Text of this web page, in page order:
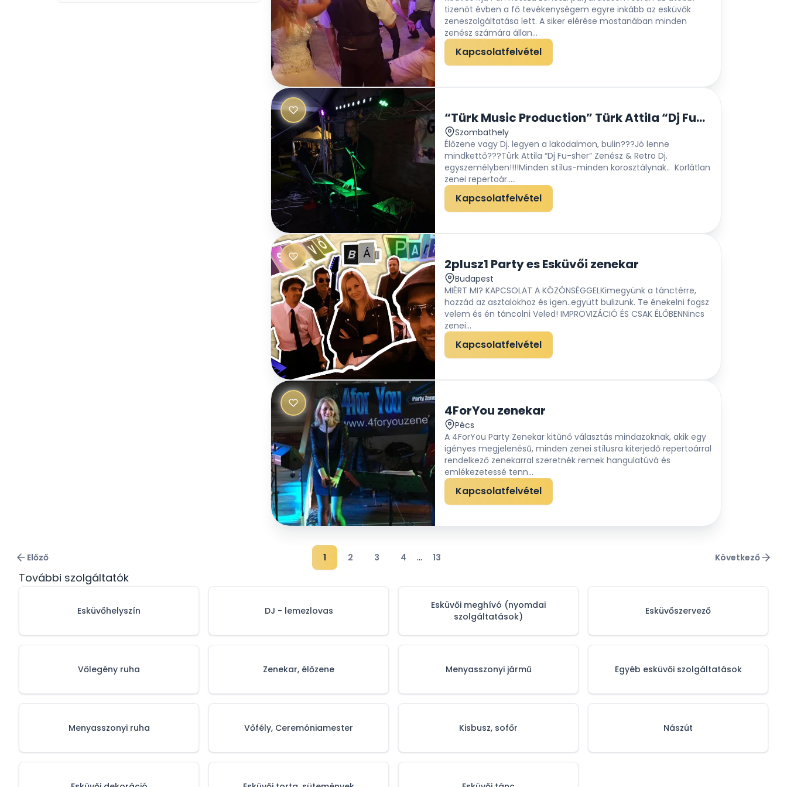
tizenöt évben a fő tevékenységem egyre inkább az esküvők
zeneszolgáltatása lett. A siker elérése mostanában minden
zenész számára állan...
Kapcsolatfelvétel
“Türk Music Production” Türk Attila “Dj Fu-sher” Zenész & Esküvői Dj. egyszemélyben
Szombathely
Élőzene vagy Dj. legyen a lakodalmon, bulin???Jó lenne
mindkettő???Türk Attila “Dj Fu-sher” Zenész & Retro Dj.
egyszemélyben!!!!Minden stílus-minden korosztálynak.. Korlátlan
zenei repertoár.....
Kapcsolatfelvétel
2plusz1 Party es Esküvői zenekar
Budapest
MIÉRT MI? KAPCSOLAT A KÖZÖNSÉGGELKimegyünk a tánctérre,
hozzád az asztalokhoz és igen..együtt bulizunk. Te énekelni fogsz
velem és én táncolni Veled! IMPROVIZÁCIÓ ÉS CSAK ÉLŐBENNincs
zenei...
Kapcsolatfelvétel
4ForYou zenekar
Pécs
A 4ForYou Party Zenekar kitűnő választás mindazoknak, akik egy
igényes megjelenésű, minden zenei stílusra kiterjedő repertoárral
rendelkező zenekarral szeretnék remek hangulatúvá és
emlékezetessé tenn...
Kapcsolatfelvétel
Előző 1 2 3 4 ... 13 Következő
További szolgáltatók
Esküvőhelyszín
Vőlegény ruha
Menyasszonyi ruha
DJ - lemezlovas
Zenekar, élőzene
Vőfély, Ceremóniamester
Esküvői meghívó (nyomdai
szolgáltatások)
Menyasszonyi jármű
Kisbusz, sofőr
Esküvőszervező
Egyéb esküvői szolgáltatások
Nászút